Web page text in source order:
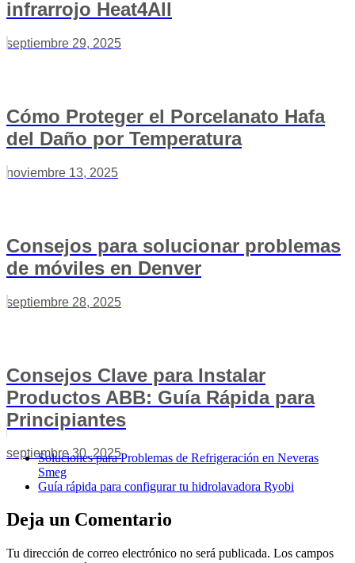
infrarrojo Heat4All
septiembre 29, 2025
Cómo Proteger el Porcelanato Hafa
del Daño por Temperatura
noviembre 13, 2025
Consejos para solucionar problemas
de móviles en Denver
septiembre 28, 2025
Consejos Clave para Instalar
Productos ABB: Guía Rápida para
Principiantes
septiembre 30, 2025
Soluciones para Problemas de Refrigeración en Neveras
Smeg
Guía rápida para configurar tu hidrolavadora Ryobi
Deja un Comentario
Tu dirección de correo electrónico no será publicada. Los campos